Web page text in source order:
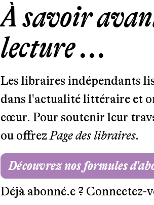
À savoir
lecture ...
Les libraires indépendants
dans l'actualité littéraire et
cœur. Pour soutenir leur
ou offrezPage des libraires.
Découvrez nos formules
Déjà abonné.e ? Connectez-